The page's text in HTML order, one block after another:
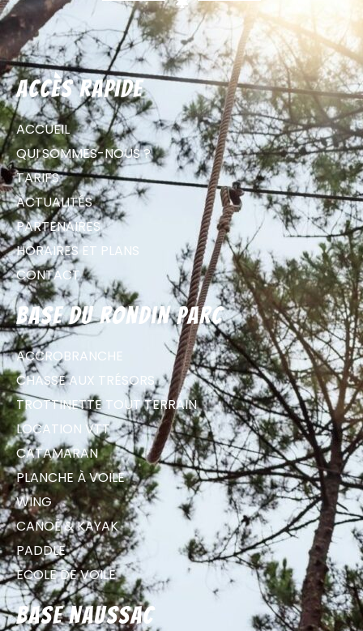
Accès rapide
ACCUEIL
QUI SOMMES-NOUS ?
TARIFS
ACTUALITÉS
PARTENAIRES
HORAIRES ET PLANS
CONTACT
Base du Rondin parc
ACCROBRANCHE
CHASSE AUX TRÉSORS
TROTTINETTE TOUT TERRAIN
LOCATION VTT
CATAMARAN
PLANCHE À VOILE
WING
CANOË & KAYAK
PADDLE
ECOLE DE VOILE
Base Naussac